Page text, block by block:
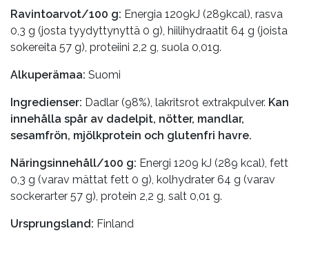
Ravintoarvot/100 g: Energia 1209kJ (289kcal), rasva
0,3 g (josta tyydyttynyttä 0 g), hiilihydraatit 64 g (joista
sokereita 57 g), proteiini 2,2 g, suola 0,01g.
Alkuperämaa: Suomi
Ingredienser: Dadlar (98%), lakritsrot extrakpulver. Kan
innehålla spår av dadelpit, nötter, mandlar,
sesamfrön, mjölkprotein och glutenfri havre.
Näringsinnehåll/100 g: Energi 1209 kJ (289 kcal), fett
0,3 g (varav mättat fett 0 g), kolhydrater 64 g (varav
sockerarter 57 g), protein 2,2 g, salt 0,01 g.
Ursprungsland: Finland